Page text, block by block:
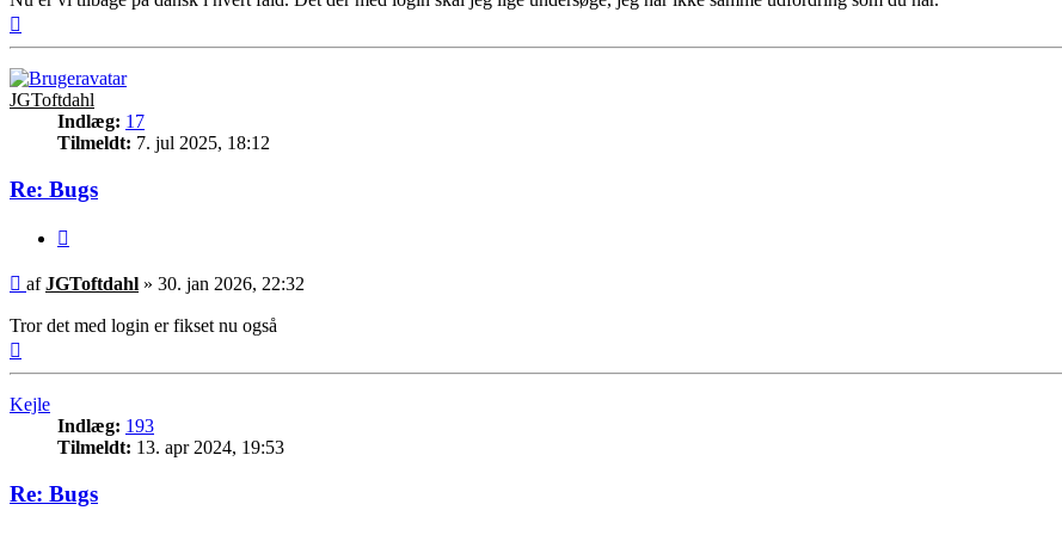
JGToftdahl
Indlæg: 17
Tilmeldt: 7. jul 2025, 18:12
Re: Bugs
Indlæg
afJGToftdahl » 30. jan 2026, 22:32
Tror det med login er fikset nu også
Kejle
Indlæg: 193
Tilmeldt: 13. apr 2024, 19:53
Re: Bugs